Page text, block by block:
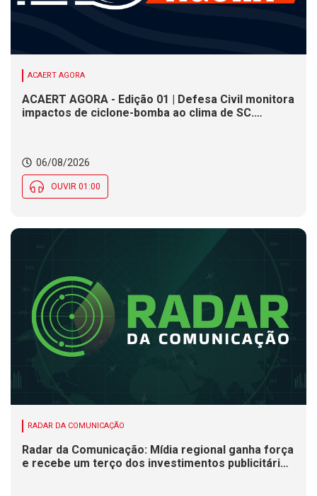
ACAERT AGORA
ACAERT AGORA - Edição 01 | Defesa Civil monitora
impactos de ciclone-bomba ao clima de SC.
seletivo nesta quinta (6)
06/08/2026
OUVIR 01:00
RADAR DA COMUNICAÇÃO
Radar da Comunicação: Mídia regional ganha força
e recebe um terço dos investimentos publicitários